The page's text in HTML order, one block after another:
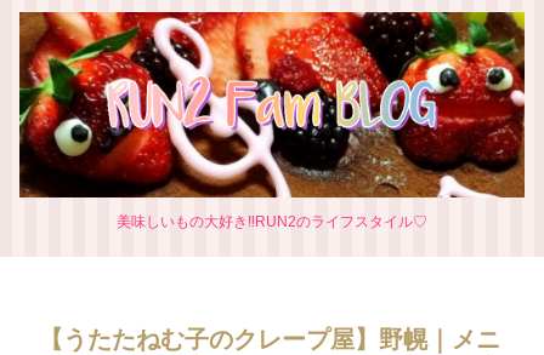
美味しいもの大好き‼RUN2のライフスタイル♡
【うたたねむ子のクレープ屋】野幌｜メニ